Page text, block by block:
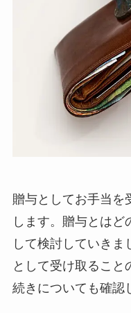
贈与としてお手当を
します。贈与とはど
して検討していき
として受け取ること
続きについても確認